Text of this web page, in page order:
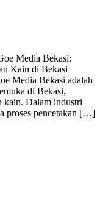
Media Bekasi:
Kain di Bekasi
Media Bekasi adalah
di Bekasi,
kain. Dalam industri
proses pencetakan […]